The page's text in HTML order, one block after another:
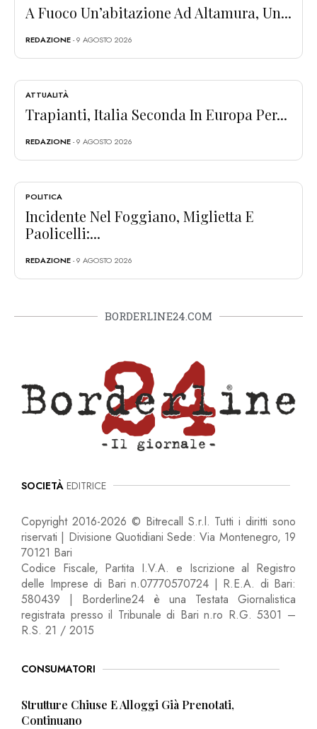
A Fuoco Un’abitazione Ad Altamura, Un...
REDAZIONE- 9 AGOSTO 2026
ATTUALITÀ
Trapianti, Italia Seconda In Europa Per...
REDAZIONE- 9 AGOSTO 2026
POLITICA
Incidente Nel Foggiano, Miglietta E
Paolicelli:...
REDAZIONE- 9 AGOSTO 2026
BORDERLINE24.COM
SOCIETÀ EDITRICE
Copyright 2016-2026 © Bitrecall S.r.l. Tutti i diritti sono
riservati | Divisione Quotidiani Sede: Via Montenegro, 19
70121 Bari
Codice Fiscale, Partita I.V.A. e Iscrizione al Registro
delle Imprese di Bari n.07770570724 | R.E.A. di Bari:
580439 | Borderline24 è una Testata Giornalistica
registrata presso il Tribunale di Bari n.ro R.G. 5301 –
R.S. 21 / 2015
CONSUMATORI
Strutture Chiuse E Alloggi Già Prenotati,
Continuano